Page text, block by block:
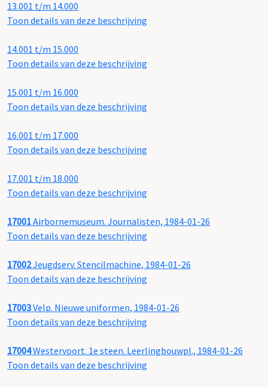
13.001 t/m 14.000
Toon details van deze beschrijving
14.001 t/m 15.000
Toon details van deze beschrijving
15.001 t/m 16.000
Toon details van deze beschrijving
16.001 t/m 17.000
Toon details van deze beschrijving
17.001 t/m 18.000
Toon details van deze beschrijving
17001Airbornemuseum. Journalisten, 1984-01-26
Toon details van deze beschrijving
17002Jeugdserv. Stencilmachine, 1984-01-26
Toon details van deze beschrijving
17003Velp. Nieuwe uniformen, 1984-01-26
Toon details van deze beschrijving
17004Westervoort. 1e steen. Leerlingbouwpl., 1984-01-26
Toon details van deze beschrijving